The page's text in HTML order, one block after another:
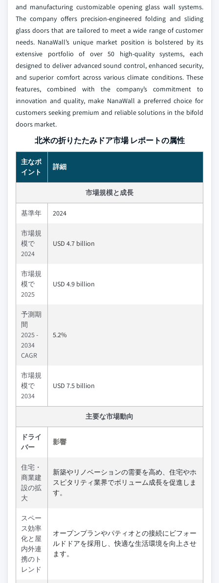
and manufacturing customizable opening glass wall systems.
The company offers precision-engineered folding and sliding
glass doors that are tailored to meet a wide range of customer
needs. NanaWall’s unique market position is bolstered by its
extensive portfolio of over 50 high-quality systems, each
designed to deliver advanced sound control, enhanced security,
and superior comfort across various climate conditions. These
features, combined with the company’s commitment to
innovation and quality, make NanaWall a preferred choice for
customers seeking premium and reliable solutions in the bifold
doors market.
北米の折りたたみドア市場 レポートの属性
主なポ
イント
詳細
市場規模と成長
基準年 2024
市場規
模で
2024
USD 4.7 billion
市場規
模で
2025
USD 4.9 billion
予測期
間
2025 -
2034
CAGR
5.2%
市場規
模で
2034
USD 7.5 billion
主要な市場動向
ドライ
バー
影響
住宅・
商業建
設の拡
大
新築やリノベーションの需要を高め、住宅やホ
スピタリティ業界でボリューム成長を促進しま
す。
スペー
ス効率
化と屋
内外連
携のト
レンド
オープンプランやパティオとの接続にビフォー
ルドドアを採用し、快適な生活環境を向上させ
ます。